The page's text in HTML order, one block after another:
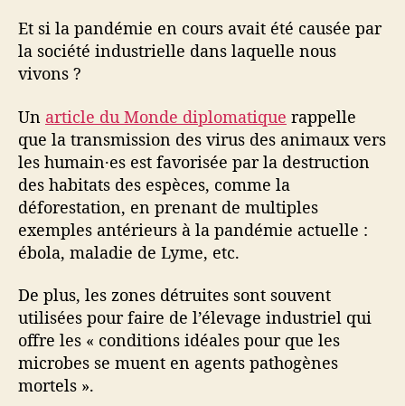
Et si la pandémie en cours avait été causée par
la société industrielle dans laquelle nous
vivons ?
Un article du Monde diplomatique rappelle
que la transmission des virus des animaux vers
les humain·es est favorisée par la destruction
des habitats des espèces, comme la
déforestation, en prenant de multiples
exemples antérieurs à la pandémie actuelle :
ébola, maladie de Lyme, etc.
De plus, les zones détruites sont souvent
utilisées pour faire de l’élevage industriel qui
offre les « conditions idéales pour que les
microbes se muent en agents pathogènes
mortels ».